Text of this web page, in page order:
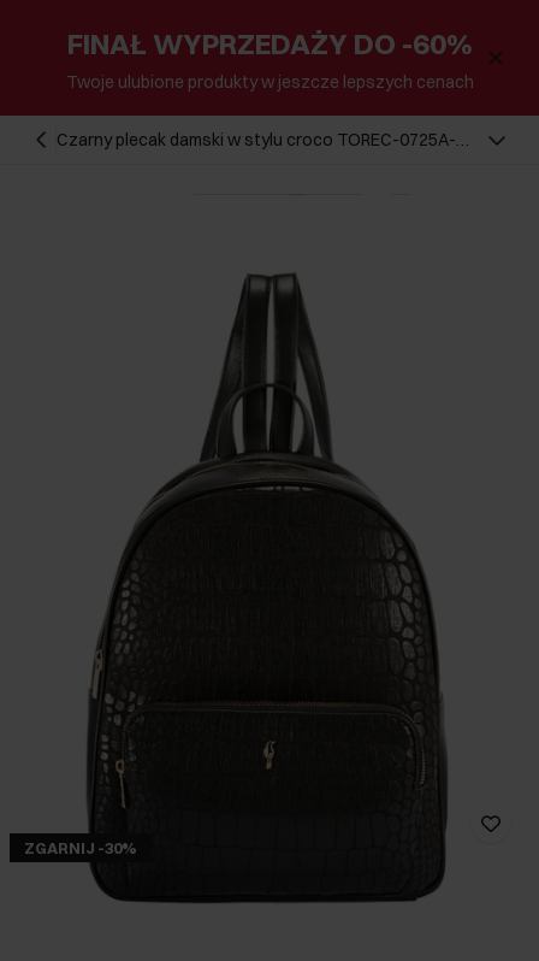
FINAŁ WYPRZEDAŻY DO -60%
Twoje ulubione produkty w jeszcze lepszych cenach
Czarny plecak damski w stylu croco TOREC-0725A-
ZGARNIJ -30%